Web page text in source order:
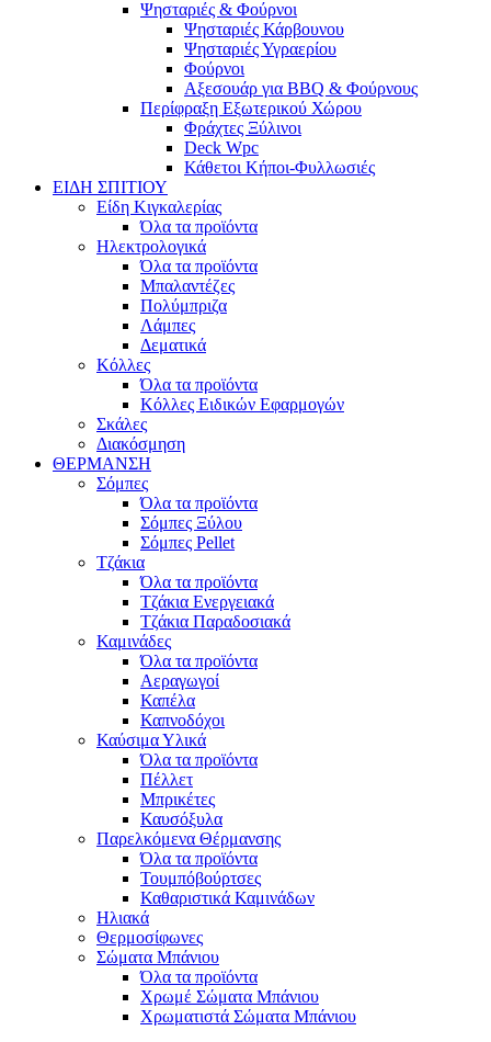
Ψησταριές & Φούρνοι
Ψησταριές Κάρβουνου
Ψησταριές Υγραερίου
Φούρνοι
Αξεσουάρ για BBQ & Φούρνους
Περίφραξη Εξωτερικού Χώρου
Φράχτες Ξύλινοι
Deck Wpc
Κάθετοι Κήποι-Φυλλωσιές
ΕΙΔΗ ΣΠΙΤΙΟΥ
Είδη Κιγκαλερίας
Όλα τα προϊόντα
Ηλεκτρολογικά
Όλα τα προϊόντα
Μπαλαντέζες
Πολύμπριζα
Λάμπες
Δεματικά
Κόλλες
Όλα τα προϊόντα
Κόλλες Ειδικών Εφαρμογών
Σκάλες
Διακόσμηση
ΘΕΡΜΑΝΣΗ
Σόμπες
Όλα τα προϊόντα
Σόμπες Ξύλου
Σόμπες Pellet
Τζάκια
Όλα τα προϊόντα
Τζάκια Ενεργειακά
Τζάκια Παραδοσιακά
Καμινάδες
Όλα τα προϊόντα
Αεραγωγοί
Καπέλα
Καπνοδόχοι
Καύσιμα Υλικά
Όλα τα προϊόντα
Πέλλετ
Μπρικέτες
Καυσόξυλα
Παρελκόμενα Θέρμανσης
Όλα τα προϊόντα
Τουμπόβούρτσες
Καθαριστικά Καμινάδων
Ηλιακά
Θερμοσίφωνες
Σώματα Μπάνιου
Όλα τα προϊόντα
Χρωμέ Σώματα Μπάνιου
Χρωματιστά Σώματα Μπάνιου